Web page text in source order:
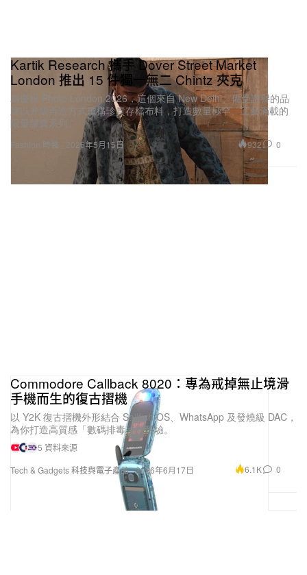
Fashion 時裝
Kartik Research 攜手 Dover Street Market
London 推出 15 件獨一無二 Chintz 夾克
為慶祝 Photo London 2026，這個來自 New Delhi、備受讚譽的品
牌以升級再造方式重構珍貴存檔布料，打造數量極罕、工藝滿載的
限量膠囊系列。
2026年5月15日 932 0
Tech & Gadgets 科技與電子產品
Commodore Callback 8020：專為戒掉無止境滑
手機而生的復古摺機
以 Y2K 復古摺機外形結合 Sailfish OS、WhatsApp 及發燒級 DAC，
為你打造高質感「數碼排毒」新體驗。
5 資料來源
2026年6月17日
6.1K 0